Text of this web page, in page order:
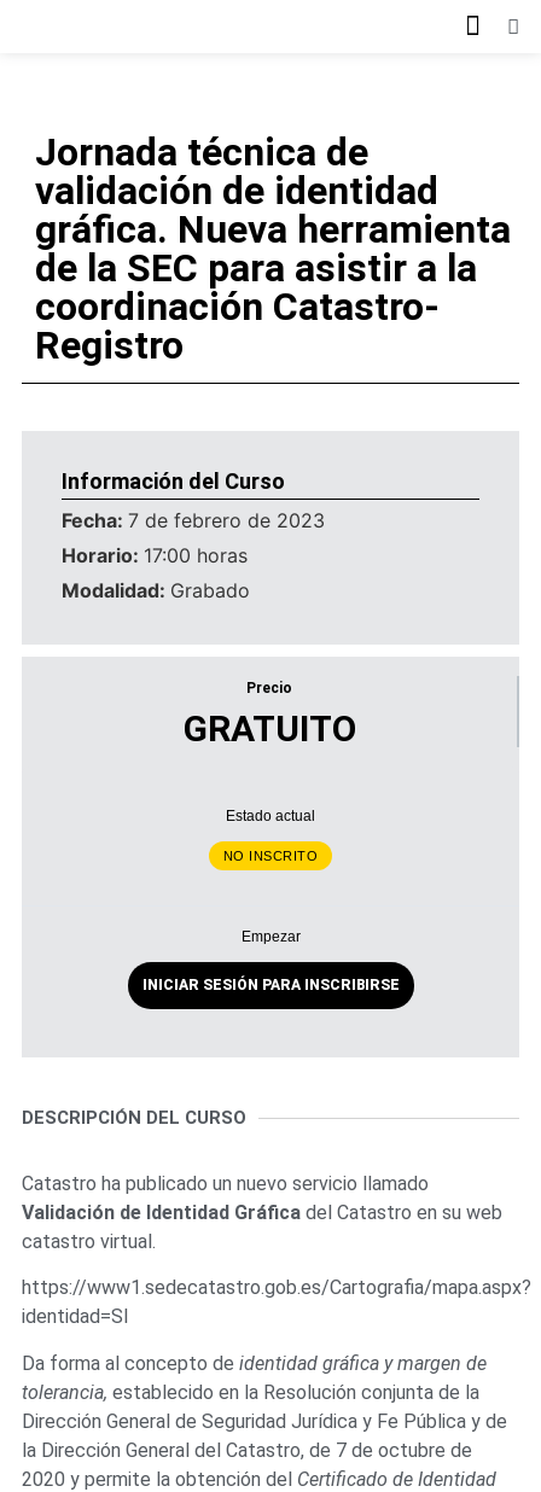
Jornada técnica de
validación de identidad
gráfica. Nueva herramienta
de la SEC para asistir a la
coordinación Catastro-
Registro
Información del Curso
Fecha: 7 de febrero de 2023
Horario: 17:00 horas
Modalidad: Grabado
Precio
GRATUITO
Estado actual
NO INSCRITO
Empezar
INICIAR SESIÓN PARA INSCRIBIRSE
DESCRIPCIÓN DEL CURSO
Catastro ha publicado un nuevo servicio llamado
Validación de Identidad Gráficadel Catastro en su web
catastro virtual.
https://www1.sedecatastro.gob.es/Cartografia/mapa.aspx?
identidad=SI
Da forma al concepto de identidad gráfica y margen de
tolerancia, establecido en la Resolución conjunta de la
Dirección General de Seguridad Jurídica y Fe Pública y de
la Dirección General del Catastro, de 7 de octubre de
2020 y permite la obtención del Certificado de Identidad